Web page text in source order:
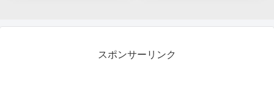
スポンサーリンク